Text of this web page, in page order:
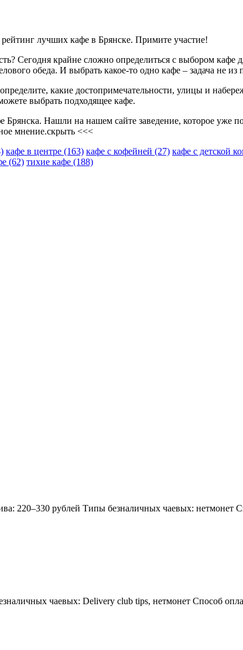
лучших кафе в Брянске. Примите участие!
Сегодня крайне сложно определиться с выбором кафе
обеда. И выбрать какое-то одно кафе – задача не из
какие достопримечательности, улицы и
выбрать подходящее кафе.
Нашли на нашем сайте заведение, которое уже
мнение.скрыть <<<
кафе в центре (163) кафе с кофейней (27) кафе с детской
(62) тихие кафе (188)
220–330 рублей Типы безналичных чаевых: нетмонет
чаевых: Delivery club tips, нетмонет Способ